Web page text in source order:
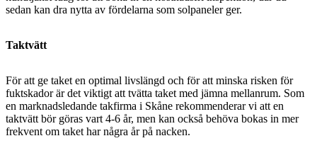
sedan kan dra nytta av fördelarna som solpaneler ger.
Taktvätt
För att ge taket en optimal livslängd och för att minska risken för
fuktskador är det viktigt att tvätta taket med jämna mellanrum. Som
en marknadsledande takfirma i Skåne rekommenderar vi att en
taktvätt bör göras vart 4-6 år, men kan också behöva bokas in mer
frekvent om taket har några år på nacken.